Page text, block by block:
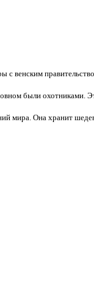
с венским
были охотниками.
мира. Она хранит